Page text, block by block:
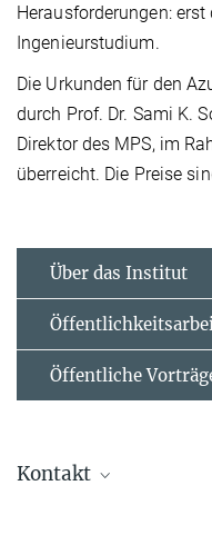
Herausforderungen:
Ingenieurstudium.
Die Urkunden für den
durch Prof. Dr. Sami K.
Direktor des MPS, im
überreicht. Die Preise
Über das Institut
Öffentliche
Kontakt